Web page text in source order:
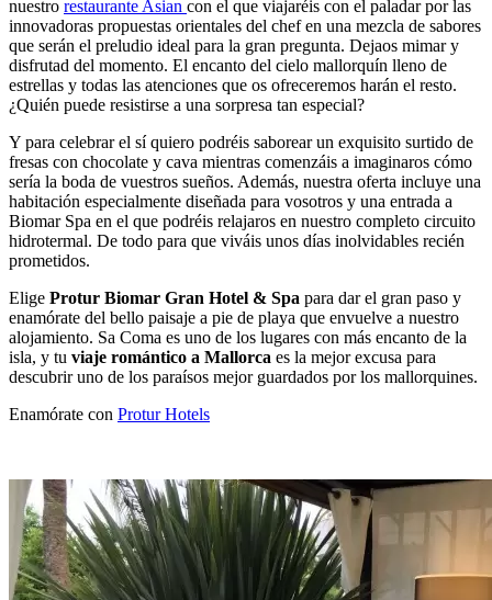
nuestro restaurante Asian con el que viajaréis con el paladar por las
innovadoras propuestas orientales del chef en una mezcla de sabores
que serán el preludio ideal para la gran pregunta. Dejaos mimar y
disfrutad del momento. El encanto del cielo mallorquín lleno de
estrellas y todas las atenciones que os ofreceremos harán el resto.
¿Quién puede resistirse a una sorpresa tan especial?
Y para celebrar el sí quiero podréis saborear un exquisito surtido de
fresas con chocolate y cava mientras comenzáis a imaginaros cómo
sería la boda de vuestros sueños. Además, nuestra oferta incluye una
habitación especialmente diseñada para vosotros y una entrada a
Biomar Spa en el que podréis relajaros en nuestro completo circuito
hidrotermal. De todo para que viváis unos días inolvidables recién
prometidos.
Elige Protur Biomar Gran Hotel & Spa para dar el gran paso y
enamórate del bello paisaje a pie de playa que envuelve a nuestro
alojamiento. Sa Coma es uno de los lugares con más encanto de la
isla, y tu viaje romántico a Mallorca es la mejor excusa para
descubrir uno de los paraísos mejor guardados por los mallorquines.
Enamórate con Protur Hotels